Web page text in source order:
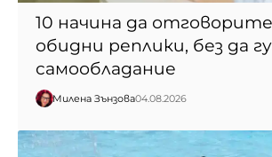
10 начина да
обидни реплики, без да
самообладание
Милена Зънзова04.08.2026